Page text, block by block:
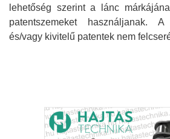
lehetőség szerint a lánc
patentszemeket használjanak.
és/vagy kivitelű patentek nem